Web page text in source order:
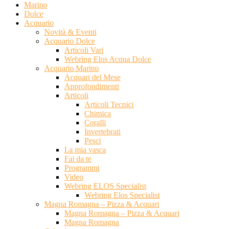
Marino
Dolce
Acquario
Novità & Eventi
Acquario Dolce
Articoli Vari
Webring Elos Acqua Dolce
Acquario Marino
Acquari del Mese
Approfondimenti
Articoli
Articoli Tecnici
Chimica
Coralli
Invertebrati
Pesci
La mia vasca
Fai da te
Programmi
Video
Webring ELOS Specialist
Webring Elos Specialist
Magna Romagna – Pizza & Acquari
Magna Romagna – Pizza & Acquari
Magna Romagna